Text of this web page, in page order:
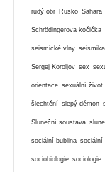
rudý obr Rusko Sahara
Schrödingerova kočička
seismické vlny seismika
Sergej Koroljov sex
orientace sexuální život
šlechtění slepý démon
Sluneční soustava
sociální bublina sociální
sociobiologie sociologie